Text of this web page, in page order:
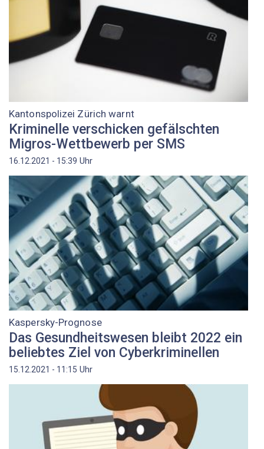
Kantonspolizei Zürich warnt
Kriminelle verschicken gefälschten
Migros-Wettbewerb per SMS
16.12.2021 - 15:39 Uhr
Kaspersky-Prognose
Das Gesundheitswesen bleibt 2022 ein
beliebtes Ziel von Cyberkriminellen
15.12.2021 - 11:15 Uhr